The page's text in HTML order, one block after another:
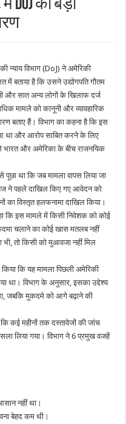
DoJ का बड़ा
न्याय विभाग (DoJ) ने अमेरिकी
में बताया है कि उसने उद्योगपति गौतम
और सात अन्य लोगों के खिलाफ दर्ज
मामले को कानूनी और व्यावहारिक
बताए हैं। विभाग का कहना है कि इस
था और आरोप साबित करने के लिए
भारत और अमेरिका के बीच राजनयिक
था कि जब मामला वापस लिया जा
ने पहले दाखिल किए गए आवेदन को
का विस्तृत हलफनामा दाखिल किया।
कि इस मामले में किसी निवेशक को कोई
चलाने का कोई खास मतलब नहीं
तो किसी को मुआवजा नहीं मिल
कि यह मामला पिछली अमेरिकी
था। विभाग के अनुसार, इसका उद्देश्य
जबकि मुकदमे को आगे बढ़ाने की
कई महीनों तक दस्तावेजों की जांच
लिया गया। विभाग ने 6 प्रमुख वजहें
नहीं था।
बेहद कम थी।